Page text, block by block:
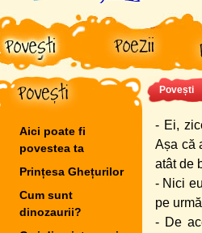
Aici poate fi
povestea ta
Prințesa Ghețurilor
Cum sunt
dinozaurii?
Povești
- Ei,
Așa că
atât de
- Nici
pe
- De